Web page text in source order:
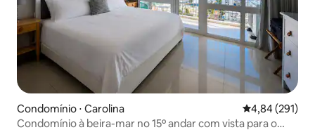
Condomínio ⋅ Carolina 4,84 de uma
4,84 (291)
Condomínio à beira-mar no 15º andar com vista para o